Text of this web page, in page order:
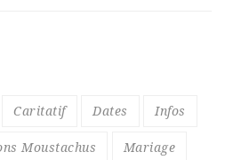
Caritatif Dates Infos
Moustachus Mariage